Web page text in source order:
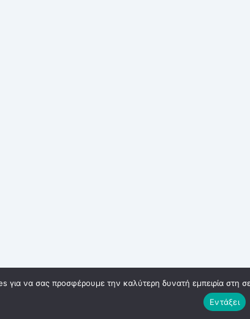
reserved. Created byDigital3
για να σας προσφέρουμε την καλύτερη δυνατή εμπειρία στη
Εντάξει